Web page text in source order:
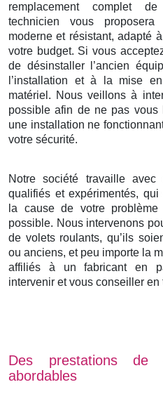
remplacement complet
technicien vous
moderne et résistant, adapté
votre budget. Si vous
de désinstaller l’ancien
l’installation et à la mise
matériel. Nous veillons à
possible afin de ne pas vous
une installation ne
votre sécurité.
Notre société travaille avec
qualifiés et expérimentés, qui
la cause de votre
possible. Nous intervenons
de volets roulants, qu’ils
ou anciens, et peu importe la
affiliés à un fabricant en
intervenir et vous conseiller en
Des prestations
abordables